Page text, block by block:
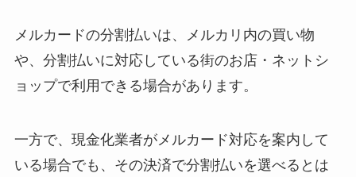
メルカードの分割払いは、メルカリ内の買い物
や、分割払いに対応している街のお店・ネットシ
ョップで利用できる場合があります。
一方で、現金化業者がメルカード対応を案内して
いる場合でも、その決済で分割払いを選べるとは